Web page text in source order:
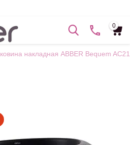
0
накладная ABBER Bequem